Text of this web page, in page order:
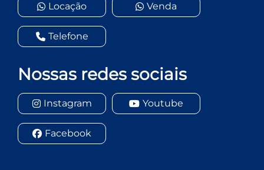
Locação Venda
Telefone
Nossas redes sociais
Instagram Youtube
Facebook